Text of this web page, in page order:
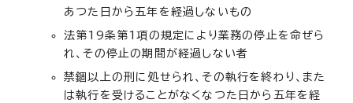
あつた日から五年を経過しないもの
法第19条第1項の規定により業務の停止を命ぜら
れ、その停止の期間が経過しない者
禁錮以上の刑に処せられ、その執行を終わり、また
は執行を受けることがなくなつた日から五年を経